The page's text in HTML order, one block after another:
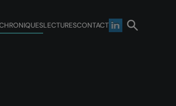
LECTURESCONTACT